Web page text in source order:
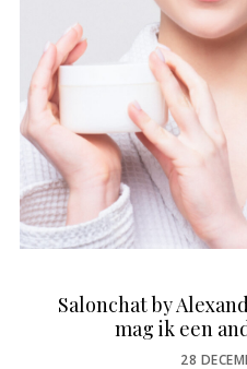
Salonchat by
mag ik een
POSTED
28